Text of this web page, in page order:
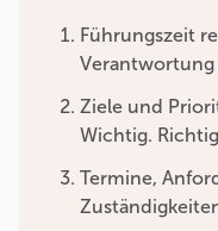
Führungszeit
Ziele und
Wichtig.
Termine,